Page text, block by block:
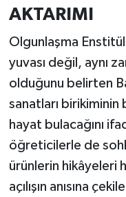
AKTARIMI
Olgunlaşma
yuvası değil, aynı
olduğunu belirten
sanatları
hayat bulacağını
öğreticilerle de
ürünlerin hikâyeleri
açılışın anısına